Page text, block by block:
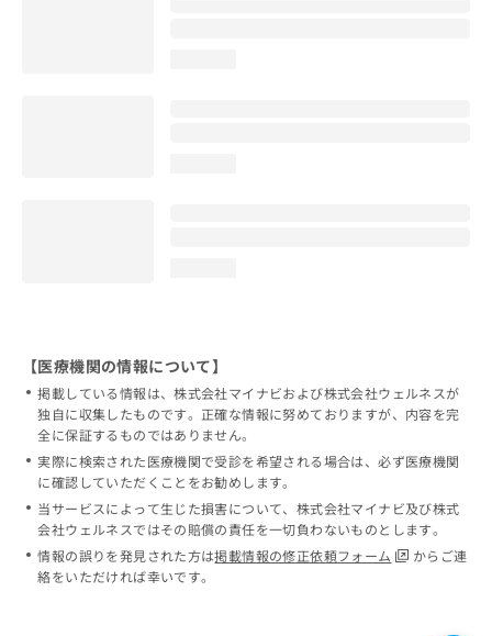
【医療機関の情報について】
掲載している情報は、株式会社マイナビおよび株式会社ウェルネスが
独自に収集したものです。正確な情報に努めておりますが、内容を完
全に保証するものではありません。
実際に検索された医療機関で受診を希望される場合は、必ず医療機関
に確認していただくことをお勧めします。
当サービスによって生じた損害について、株式会社マイナビ及び株式
会社ウェルネスではその賠償の責任を一切負わないものとします。
情報の誤りを発見された方は掲載情報の修正依頼フォーム
からご連
絡をいただければ幸いです。